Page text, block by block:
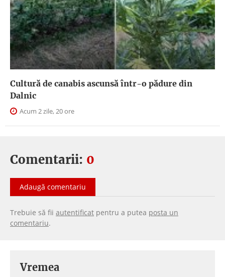
Cultură de canabis ascunsă într-o pădure din
Dalnic
Acum 2 zile, 20 ore
Comentarii: 0
Adaugă comentariu
Trebuie să fii autentificat pentru a putea posta un
comentariu.
Vremea